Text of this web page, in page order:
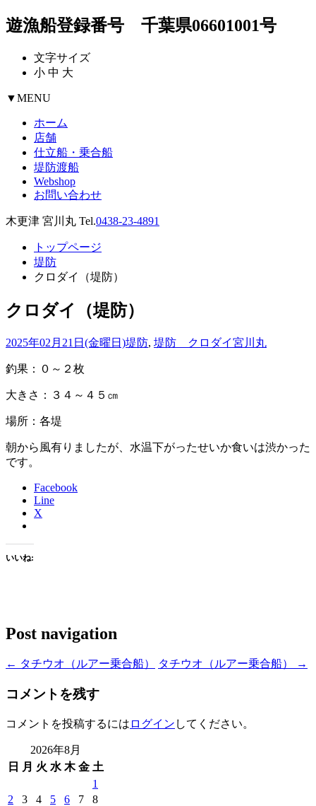
遊漁船登録番号 千葉県06601001号
文字サイズ
小 中 大
▼MENU
ホーム
店舗
仕立船・乗合船
堤防渡船
Webshop
お問い合わせ
木更津 宮川丸 Tel.0438-23-4891
トップページ
堤防
クロダイ（堤防）
クロダイ（堤防）
2025年02月21日(金曜日)堤防, 堤防 クロダイ宮川丸
釣果：０～２枚
大きさ：３４～４５㎝
場所：各堤
朝から風有りましたが、水温下がったせいか食いは渋かった
です。
Facebook
Line
X
いいね:
Post navigation
← タチウオ（ルアー乗合船） タチウオ（ルアー乗合船） →
コメントを残す
コメントを投稿するには ログイン してください。
2026年8月
日
月 火 水 木 金 土
1
2
3 4 5 6 7
8